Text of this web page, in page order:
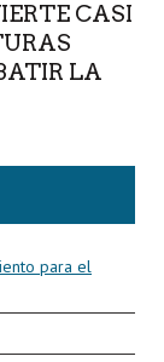
CASI
LA
para el